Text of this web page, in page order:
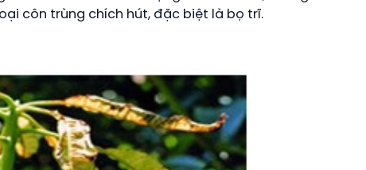
côn trùng chích hút, đặc biệt là bọ trĩ.